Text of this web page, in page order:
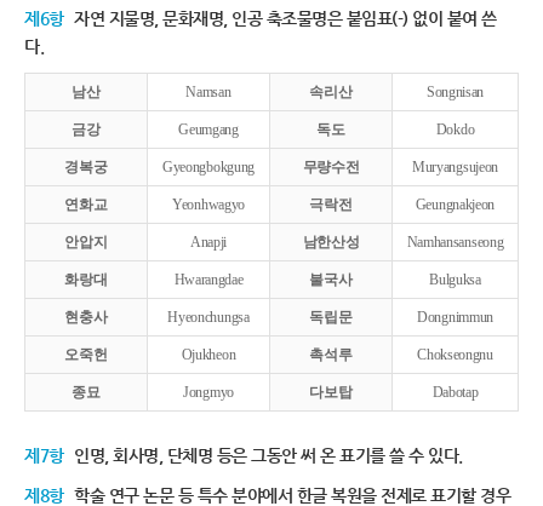
제6항 자연 지물명, 문화재명, 인공 축조물명은 붙임표(-) 없이 붙여 쓴
다.
남산 Namsan 속리산 Songnisan
금강 Geumgang 독도 Dokdo
경복궁 Gyeongbokgung 무량수전 Muryangsujeon
연화교 Yeonhwagyo 극락전 Geungnakjeon
안압지 Anapji 남한산성 Namhansanseong
화랑대 Hwarangdae 불국사 Bulguksa
현충사 Hyeonchungsa 독립문 Dongnimmun
오죽헌 Ojukheon 촉석루 Chokseongnu
종묘 Jongmyo 다보탑 Dabotap
제7항 인명, 회사명, 단체명 등은 그동안 써 온 표기를 쓸 수 있다.
제8항 학술 연구 논문 등 특수 분야에서 한글 복원을 전제로 표기할 경우